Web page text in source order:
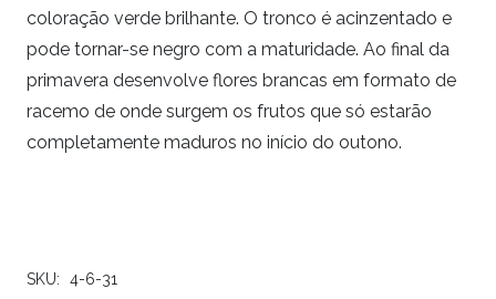
coloração verde brilhante. O tronco é acinzentado e
pode tornar-se negro com a maturidade. Ao final da
primavera desenvolve flores brancas em formato de
racemo de onde surgem os frutos que só estarão
completamente maduros no início do outono.
SKU: 4-6-31